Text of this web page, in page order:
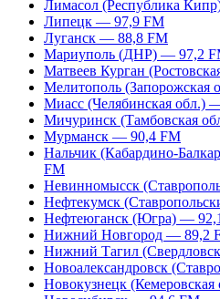
Лимасол (Республика
Липецк — 97,9 FM
Луганск — 88,8 FM
Мариуполь (ДНР) — 97,2
Матвеев Курган
Мелитополь (Запорожская
Миасс (Челябинская обл.)
Мичуринск (Тамбовская
Мурманск — 90,4 FM
Нальчик (Кабардино-
FM
Невинномысск
Нефтекумск
Нефтеюганск (Югра) —
Нижний Новгород — 89,2
Нижний Тагил
Новоалександровск
Новокузнецк